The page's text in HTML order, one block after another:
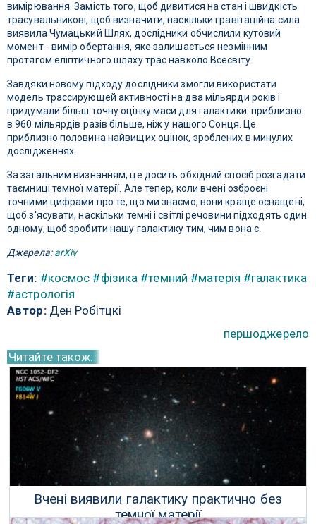
вимірювання. Замість того, щоб дивитися на стан і швидкість
трасувальникові, щоб визначити, наскільки гравітаційна сила
виявила Чумацький Шлях, дослідники обчислили кутовий
момент - вимір обертання, яке залишається незмінним
протягом еліптичного шляху трас навколо Всесвіту.
Завдяки новому підходу дослідники змогли використати
модель трассирующей активності на два мільярди років і
придумали більш точну оцінку маси для галактики: приблизно
в 960 мільярдів разів більше, ніж у нашого Сонця. Це
приблизно половина найвищих оцінок, зроблених в минулих
дослідженнях.
За загальним визнанням, це досить обхідний спосіб розгадати
таємниці темної матерії. Але тепер, коли вчені озброєні
точними цифрами про те, що ми знаємо, вони краще оснащені,
щоб з'ясувати, наскільки темні і світлі речовини підходять один
одному, щоб зробити нашу галактику тим, чим вона є.
Джерела:arXiv
Теги: #космос #фізика #темний #матерія #галактика
#астрологія
Автор:Ден Робітцкі
першоджерело
Читайте також:
Вчені виявили галактику практично без
темної матерії